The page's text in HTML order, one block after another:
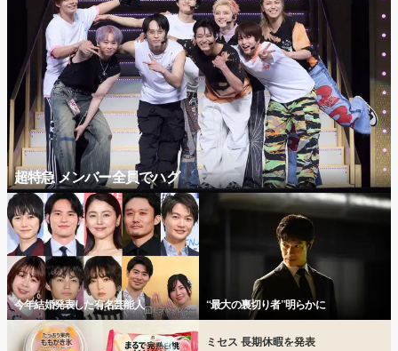
超特急 メンバー全員でハグ
今年結婚発表した有名芸能人 “最大の裏切り者”明らかに
ミセス 長期休暇を発表